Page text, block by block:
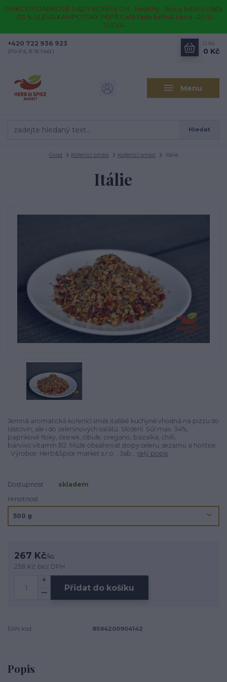
!!!!AKCE!!!! DÁRKOVÉ SADY KOŘENÍ Gril · Healthy · Spicy běžná cena
–25 % SLEVA KAMPOTSKÝ PEPŘ Celá řada běžná cena –20 %
SLEVA
Menu
Hledat
+420 722 936 923
(Po-Pá, 8-16 hod.)
0 ks
0 Kč
Úvod Kořenící směsi Kořenící směsi Itálie
Itálie
Jemná aromatická kořenící směs italské kuchyně vhodná na pizzu do
těstovin, ale i do zeleninových salátů. Složení: Sůl max. 34%,
paprikové floky, česnek, cibule, oregano, bazalka, chilli,
barvivo:vitamin B2. Může obsahovat stopy celeru, sezamu a hořčice.
Výrobce: Herb&Spice market s.r.o. , Jab... celý popis
Dostupnost
skladem
Hmotnost
267 Kč/ks
238 Kč bez DPH
Přidat do košíku
EAN kód: 8594200904142
Popis